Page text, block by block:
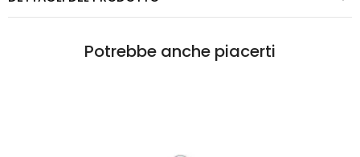
Potrebbe anche piacerti